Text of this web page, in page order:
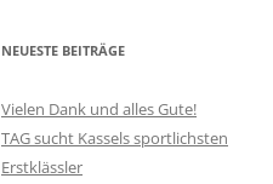
NEUESTE BEITRÄGE
Vielen Dank und alles Gute!
TAG sucht Kassels sportlichsten
Erstklässler